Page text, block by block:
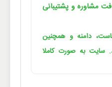
مشاوره و پشتیبانی
دامنه و همچنین
به صورت کاملا